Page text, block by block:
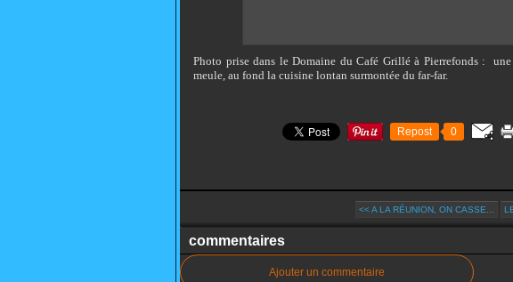
Photo prise dans le Domaine du Café Grillé à Pierrefonds :
meule, au fond la cuisine lontan surmontée du far-far.
Repost 0
<< A LA RÉUNION, ON CASSE...
commentaires
Ajouter un commentaire